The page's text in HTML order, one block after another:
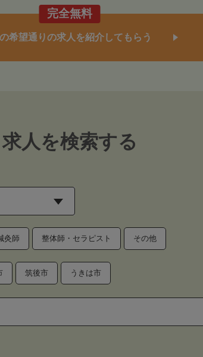
完全無料
希望通りの求人を紹介してもらう
求人を検索する
灸師 整体師・セラピスト その他
筑後市 うきは市